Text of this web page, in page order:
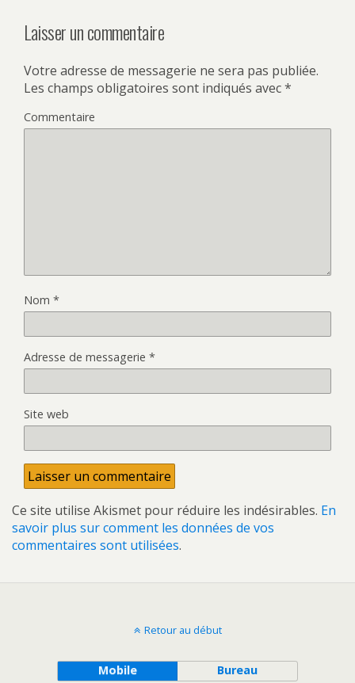
Laisser un commentaire
Votre adresse de messagerie ne sera pas publiée.
Les champs obligatoires sont indiqués avec*
Commentaire
Nom *
Adresse de messagerie *
Site web
Ce site utilise Akismet pour réduire les indésirables. En
savoir plus sur comment les données de vos
commentaires sont utilisées.
Retour au début
Mobile Bureau